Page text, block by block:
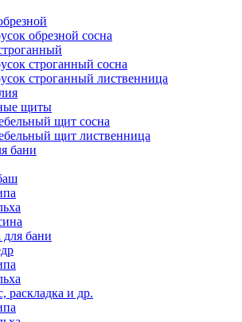
обрезной сосна
строганный сосна
строганный лиственница
щиты
щит сосна
щит лиственница
бани
для бани
раскладка и др.